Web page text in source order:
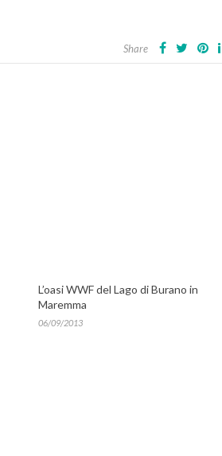
Share
L’oasi WWF del Lago di Burano in
Maremma
06/09/2013